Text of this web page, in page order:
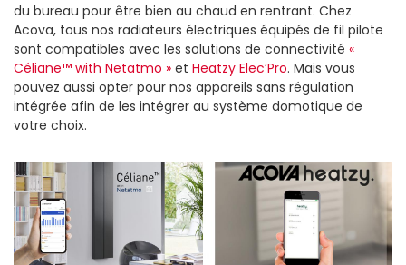
du bureau pour être bien au chaud en rentrant. Chez
Acova, tous nos radiateurs électriques équipés de fil pilote
sont compatibles avec les solutions de connectivité «
Céliane™ with Netatmo » et Heatzy Elec’Pro. Mais vous
pouvez aussi opter pour nos appareils sans régulation
intégrée afin de les intégrer au système domotique de
votre choix.